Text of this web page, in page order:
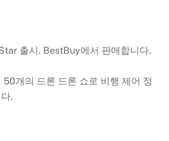
출시. BestBuy에서 판매합니다.
50개의 드론 드론 쇼로 비행 제어 정
.